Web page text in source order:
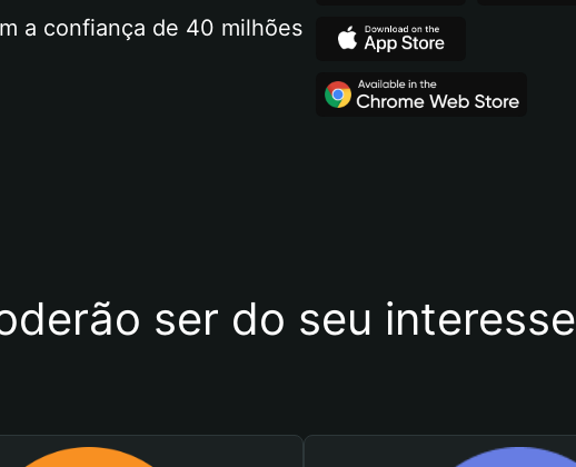
a confiança de 40 milhões
ser do seu interesse